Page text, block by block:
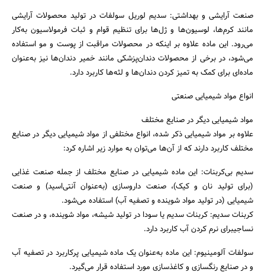
صنعت آرایشی و بهداشتی: سدیم لوریل سولفات در تولید محصولات آرایشی
مانند کرم‌ها، لوسیون‌ها و ژل‌ها برای تنظیم قوام و ثبات فرمولاسیون به‌کار
می‌رود. این ماده علاوه بر اینکه در محصولات مراقبت از پوست و مو استفاده
می‌شود، در برخی از محصولات دندان‌پزشکی مانند خمیر دندان‌ها نیز به‌عنوان
ماده‌ای برای کمک به تمیز کردن دندان‌ها و لثه‌ها کاربرد دارد.
انواع مواد شیمیایی صنعتی
مواد شیمیایی دیگر در صنایع مختلف
علاوه بر مواد شیمیایی ذکر شده، انواع مختلفی از مواد شیمیایی دیگر در صنایع
مختلف کاربرد دارند که از آن‌ها می‌توان به موارد زیر اشاره کرد:
سدیم بی‌کربنات: این ماده شیمیایی در صنایع مختلف از جمله صنعت غذایی
(برای تولید نان و کیک)، صنعت داروسازی (به‌عنوان آنتی‌اسید) و صنعت
شیمیایی (در تولید مواد شوینده و تصفیه آب) استفاده می‌شود.
کربنات سدیم: کربنات سدیم یا سودا در تولید شیشه، مواد شوینده، و در صنعت
نساجیبرای نرم کردن آب کاربرد دارد.
سولفات آلومینیوم: این ماده به‌عنوان یک ماده شیمیایی پرکاربرد در تصفیه آب
و در صنایع رنگسازی و کاغذسازی مورد استفاده قرار می‌گیرد.